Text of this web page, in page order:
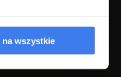
na wszystkie